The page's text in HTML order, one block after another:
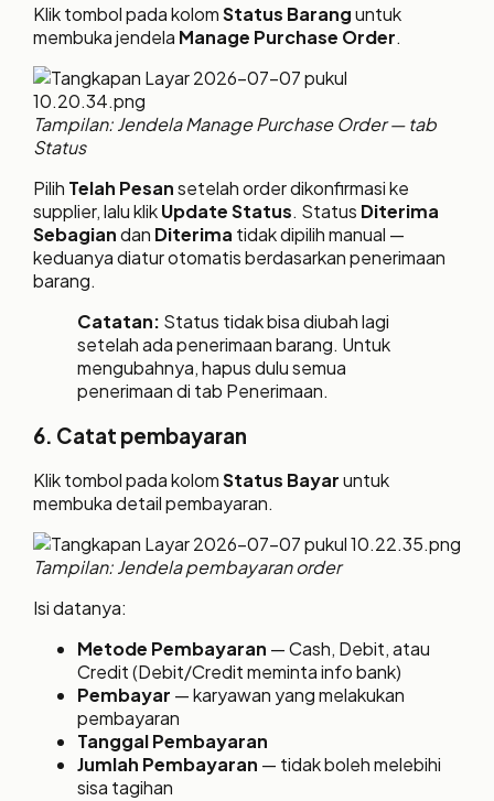
Klik tombol pada kolomStatus Baranguntuk
membuka jendela Manage Purchase Order.
Tampilan: Jendela Manage Purchase Order — tab
Status
Pilih Telah Pesansetelah order dikonfirmasi ke
supplier, lalu klikUpdate Status. Status Diterima
Sebagiandan Diterima tidak dipilih manual —
keduanya diatur otomatis berdasarkan penerimaan
barang.
Catatan: Status tidak bisa diubah lagi
setelah ada penerimaan barang. Untuk
mengubahnya, hapus dulu semua
penerimaan di tab Penerimaan.
6. Catat pembayaran
Klik tombol pada kolomStatus Bayaruntuk
membuka detail pembayaran.
Tampilan: Jendela pembayaran order
Isi datanya:
Metode Pembayaran — Cash, Debit, atau
Credit (Debit/Credit meminta info bank)
Pembayar — karyawan yang melakukan
pembayaran
Tanggal Pembayaran
Jumlah Pembayaran — tidak boleh melebihi
sisa tagihan